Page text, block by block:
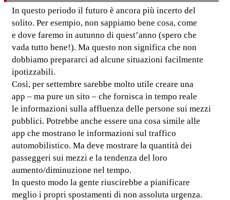
In questo periodo il futuro è ancora più incerto del
solito. Per esempio, non sappiamo bene cosa, come
e dove faremo in autunno di quest’anno (spero che
vada tutto bene!). Ma questo non significa che non
dobbiamo prepararci ad alcune situazioni facilmente
ipotizzabili.
Così, per settembre sarebbe molto utile creare una
app – ma pure un sito – che fornisca in tempo reale
le informazioni sulla affluenza delle persone sui mezzi
pubblici. Potrebbe anche essere una cosa simile alle
app che mostrano le informazioni sul traffico
automobilistico. Ma deve mostrare la quantità dei
passeggeri sui mezzi e la tendenza del loro
aumento/diminuzione nel tempo.
In questo modo la gente riuscirebbe a pianificare
meglio i propri spostamenti di non assoluta urgenza.